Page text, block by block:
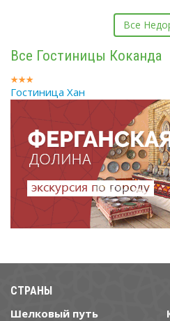
Все
Все Гостиницы Коканда
Гостиница Хан
СТРАНЫ
Шелковый путь